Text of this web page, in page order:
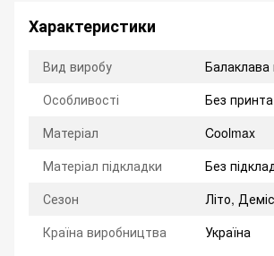
Характеристики
Вид виробу
Балаклава
Особливості
Без принта
Матеріал
Coolmax
Матеріал підкладки
Без
Сезон
Літо,
Країна виробництва
Україна